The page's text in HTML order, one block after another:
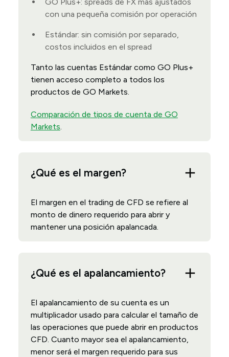
con una pequeña comisión por operación
Estándar: sin comisión por separado,
costos incluidos en el spread
Tanto las cuentas Estándar como GO Plus+
tienen acceso completo a todos los
productos de GO Markets.
Comparación de tipos de cuenta de GO
Markets.
¿Qué es el margen?
El margen en el trading de CFD se refiere al
monto de dinero requerido para abrir y
mantener una posición apalancada.
¿Qué es el apalancamiento?
El apalancamiento de su cuenta es un
multiplicador usado para calcular el tamaño de
las operaciones que puede abrir en productos
CFD. Cuanto mayor sea el apalancamiento,
menor será el margen requerido para sus